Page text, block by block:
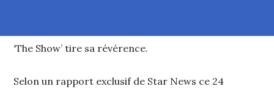
‘The Show’ tire sa révérence.
Selon un rapport exclusif de Star News ce 24